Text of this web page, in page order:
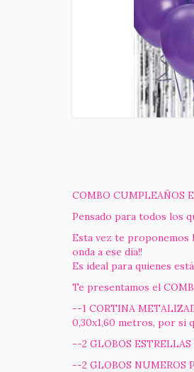
COMBO CUMPLEAÑOS
Pensado para todos los
Esta vez te proponemos
onda a ese dia!!
Es ideal para quienes
Te presentamos el
--1 CORTINA
0,30x1,60 metros, por si
--2 GLOBOS
--2 GLOBOS NUMEROS